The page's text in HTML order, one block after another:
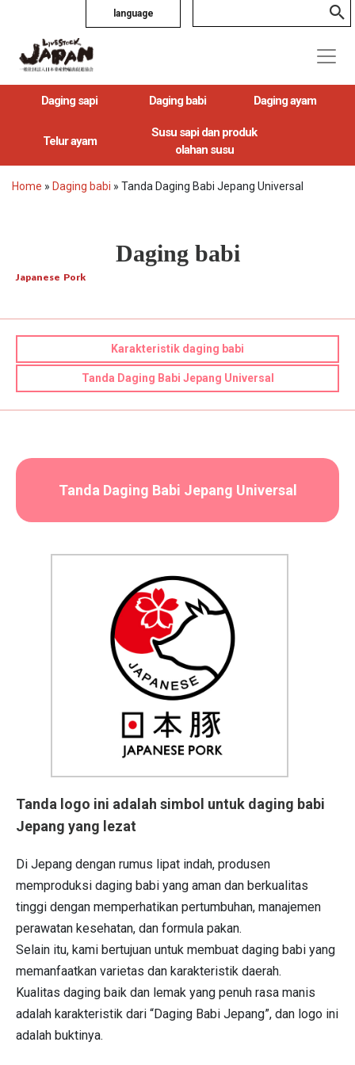
language
Daging sapi Daging babi Daging ayam
Telur ayam
Susu sapi dan produk
olahan susu
Home » Daging babi » Tanda Daging Babi Jepang Universal
Daging babi
Japanese Pork
Karakteristik daging babi
Tanda Daging Babi Jepang Universal
Tanda Daging Babi Jepang Universal
Tanda logo ini adalah simbol untuk daging babi
Jepang yang lezat
Di Jepang dengan rumus lipat indah, produsen
memproduksi daging babi yang aman dan berkualitas
tinggi dengan memperhatikan pertumbuhan, manajemen
perawatan kesehatan, dan formula pakan.
Selain itu, kami bertujuan untuk membuat daging babi yang
memanfaatkan varietas dan karakteristik daerah.
Kualitas daging baik dan lemak yang penuh rasa manis
adalah karakteristik dari “Daging Babi Jepang”, dan logo ini
adalah buktinya.